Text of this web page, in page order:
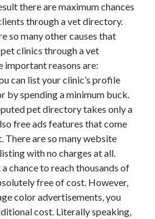
there are maximum chances
through a vet directory.
so many other causes that
clinics through a vet
important reasons are:
can list your clinic’s profile
by spending a minimum buck.
pet directory takes only a
free ads features that come
There are so many website
with no charges at all.
chance to reach thousands of
free of cost. However,
color advertisements, you
cost. Literally speaking,